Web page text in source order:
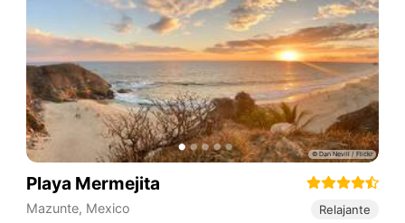
Playa Mermejita
Mazunte, Mexico Relajante